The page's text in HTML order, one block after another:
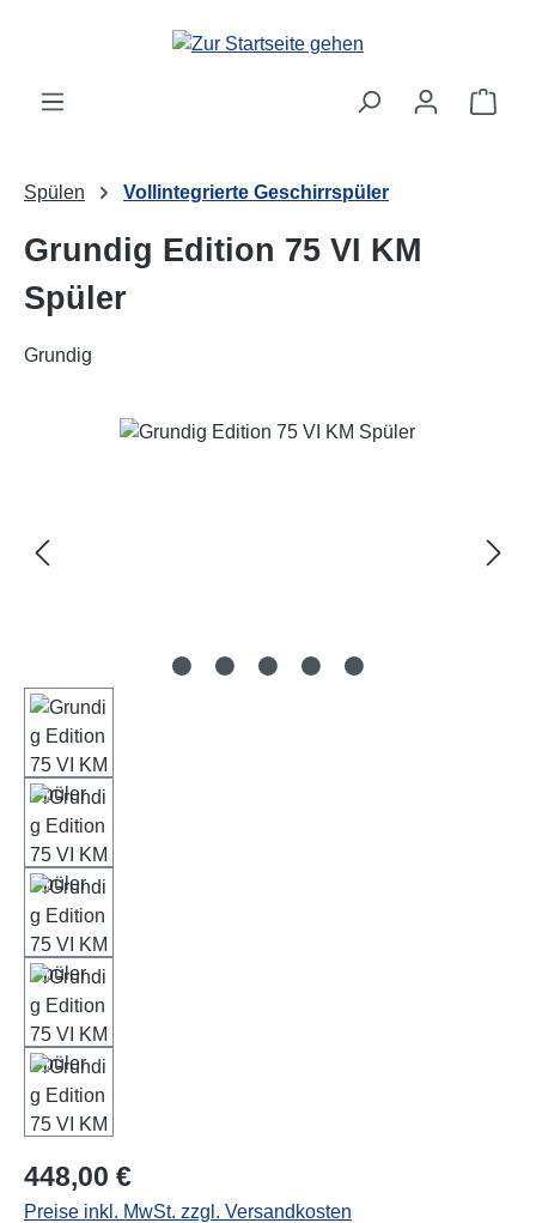
Zum Hauptinhalt springen
Spülen Vollintegrierte Geschirrspüler
Grundig Edition 75 VI KM
Spüler
Grundig
Bildergalerie überspringen
Regulärer Preis:
448,00 €
Preise inkl. MwSt. zzgl. Versandkosten